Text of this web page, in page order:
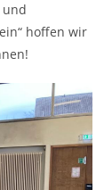
und
hoffen wir